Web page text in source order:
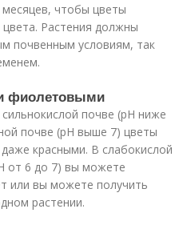
чтобы цветы
Растения должны
почвенным условиям, так
фиолетовыми
почве (pH ниже
почве (pH выше 7) цветы
красными. В слабокислой
от 6 до 7) вы можете
или вы можете получить
растении.